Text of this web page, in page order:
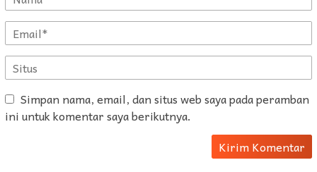
Simpan nama, email, dan situs web saya pada peramban
ini untuk komentar saya berikutnya.